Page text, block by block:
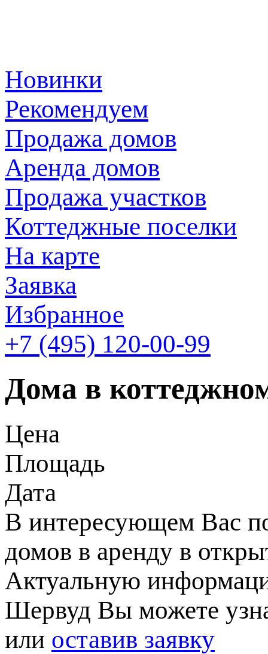
Новинки
Рекомендуем
Продажа домов
Аренда домов
Продажа участков
Коттеджные поселки
На карте
Заявка
Избранное
+7 (495) 120-00-99
Дома в
Цена
Площадь
Дата
В интересующем Вас
домов в аренду в
Актуальную
Шервуд Вы можете
или оставив заявку